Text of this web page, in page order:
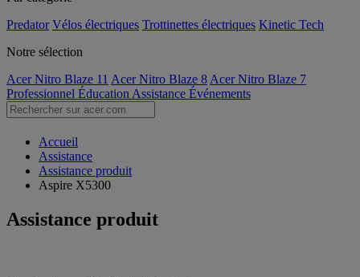
Predator Vélos électriques Trottinettes électriques Kinetic Tech
Notre sélection
Acer Nitro Blaze 11 Acer Nitro Blaze 8 Acer Nitro Blaze 7
Professionnel Éducation Assistance Événements
Accueil
Assistance
Assistance produit
Aspire X5300
Assistance produit